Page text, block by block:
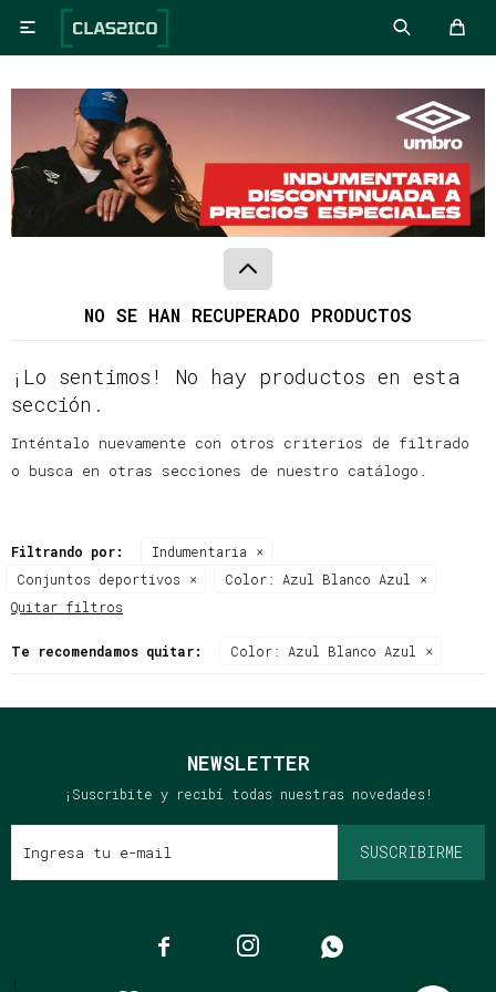

NO SE HAN RECUPERADO PRODUCTOS
¡Lo sentimos! No hay productos en esta
sección.
Inténtalo nuevamente con otros criterios de filtrado
o busca en otras secciones de nuestro catálogo.
Filtrando por:
Indumentaria
Conjuntos deportivos
Color:
Azul Blanco Azul
Quitar filtros
Te recomendamos quitar: Color: Azul Blanco Azul
NEWSLETTER
¡Suscribite y recibí todas nuestras novedades!
SUSCRIBIRME
  
{